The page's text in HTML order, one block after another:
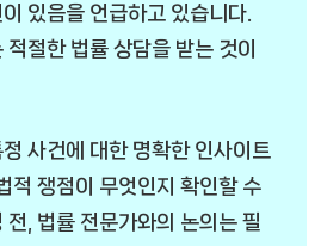
있음을 언급하고 있습니다.
절한 법률 상담을 받는 것이
사건에 대한 명확한 인사이트
적 쟁점이 무엇인지 확인할 수
전, 법률 전문가와의 논의는 필